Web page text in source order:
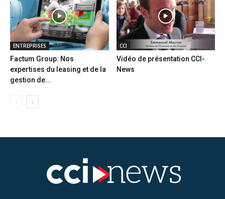
ENTREPRISES
Factum Group: Nos
expertises du leasing et de la
gestion de...
CCI
Vidéo de présentation CCI-
News